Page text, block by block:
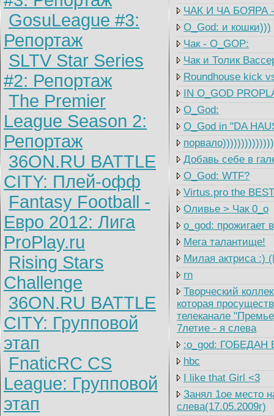
GosuLeague #3:
Репортаж
SLTV Star Series
#2: Репортаж
The Premier
League Season 2:
Репортаж
36ON.RU BATTLE
CITY: Плей-офф
Fantasy Football -
Евро 2012: Лига
ProPlay.ru
Rising Stars
Challenge
36ON.RU BATTLE
CITY: Групповой
этап
FnaticRC CS
League: Групповой
этап
ЧАК И ЧА БОЯРА -
O_God: и кошки)))
Чак - O_GOP:
Чак и Толик
Roundhouse kick
IN O_GOD
O_God:
O_God in "DA
Добавь себе в
O_God: WTF?
Virtus.pro the
Оливье > Чак 0_o
o_god: прожигает
Мега талантище!
Милая актриса :)
rn
Творческий
которая
телеканале
7летие - я слева
:o_god: ГОБЕДАН
hbc
I like that Girl <3
Занял 1ое место
слева(17.05.2009г)